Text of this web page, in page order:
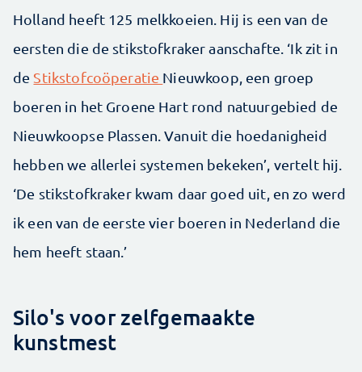
Holland heeft 125 melkkoeien. Hij is een van de
eersten die de stikstofkraker aanschafte. ‘Ik zit in
de Stikstofcoöperatie Nieuwkoop, een groep
boeren in het Groene Hart rond natuurgebied de
Nieuwkoopse Plassen. Vanuit die hoedanigheid
hebben we allerlei systemen bekeken’, vertelt hij.
‘De stikstofkraker kwam daar goed uit, en zo werd
ik een van de eerste vier boeren in Nederland die
hem heeft staan.’
Silo's voor zelfgemaakte
kunstmest